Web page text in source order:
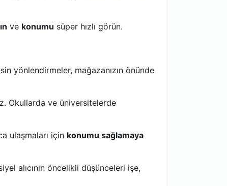
ve konumu süper hızlı görün.
yönlendirmeler, mağazanızın önünde
Okullarda ve üniversitelerde
ulaşmaları için konumu sağlamaya
alıcının öncelikli düşünceleri işe,